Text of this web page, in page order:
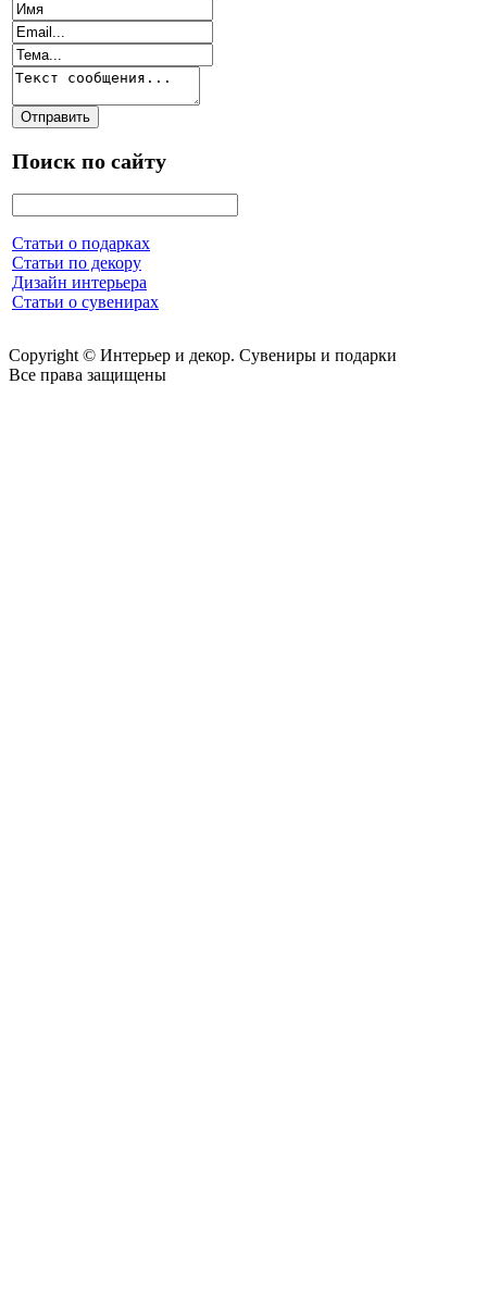
Поиск по сайту
Статьи о подарках
Статьи по декору
Дизайн интерьера
Статьи о сувенирах
Copyright © Интерьер и декор. Сувениры и подарки
Все права защищены